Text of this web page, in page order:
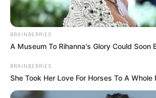
Ambyar! 10 Kalimat Baper
BRAINBERRIES
A Museum To Rihanna's Glory Could Soon
BRAINBERRIES
She Took Her Love For Horses To A Whole